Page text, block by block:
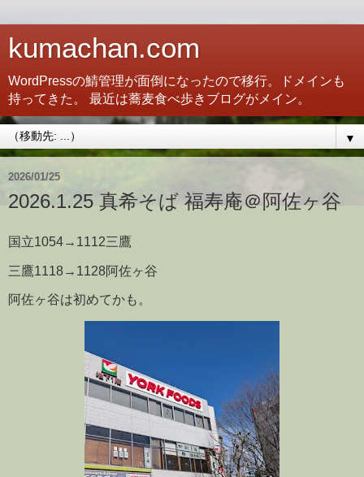
kumachan.com
WordPressの鯖管理が面倒になったので移行。ドメインも
持ってきた。 最近は蕎麦食べ歩きブログがメイン。
▼
2026/01/25
2026.1.25 真希そば 福寿庵＠阿佐ヶ谷
国立1054→1112三鷹
三鷹1118→1128阿佐ヶ谷
阿佐ヶ谷は初めてかも。